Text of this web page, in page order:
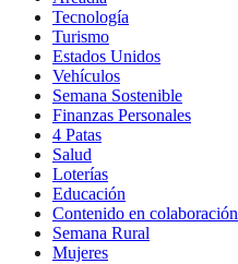
Tecnología
Turismo
Estados Unidos
Vehículos
Semana Sostenible
Finanzas Personales
4 Patas
Salud
Loterías
Educación
Contenido en colaboración
Semana Rural
Mujeres